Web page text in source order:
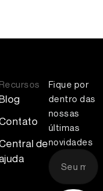
de
Fique por
dentro das
nossas
últimas
novidades